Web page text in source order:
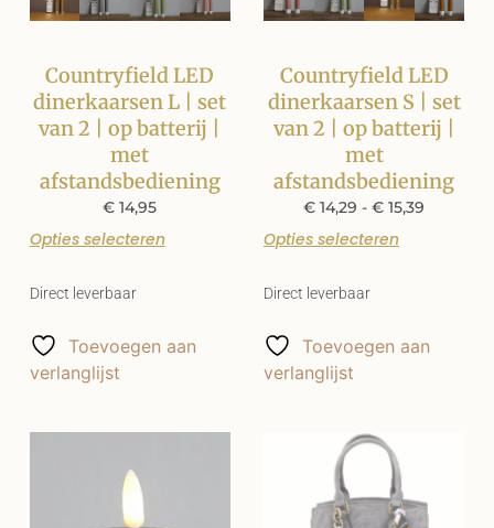
Countryfield LED
dinerkaarsen L | set
van 2 | op batterij |
met
afstandsbediening
€ 14,95
Opties selecteren
Direct leverbaar
Toevoegen aan
verlanglijst
Countryfield LED
dinerkaarsen S | set
van 2 | op batterij |
met
afstandsbediening
€ 14,29 - € 15,39
Opties selecteren
Direct leverbaar
Toevoegen aan
verlanglijst